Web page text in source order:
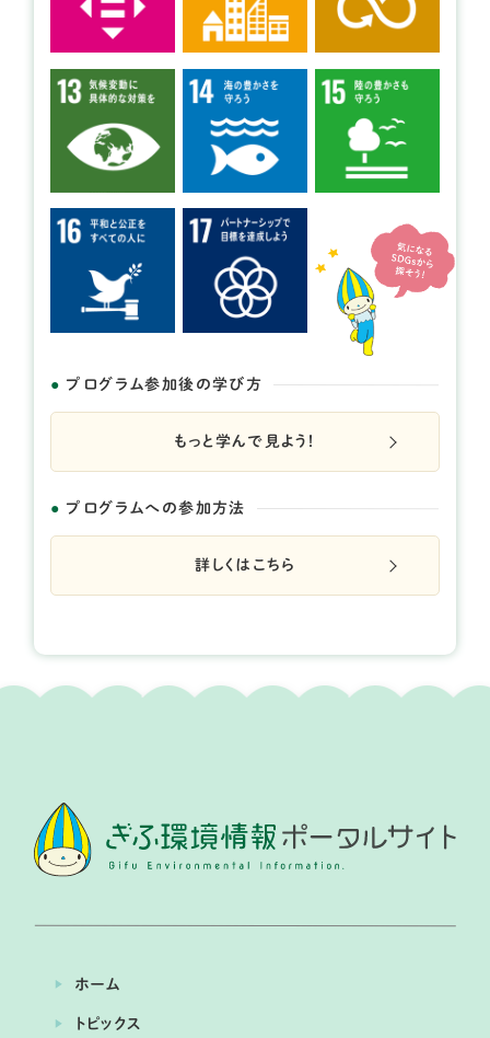
開催日： 2026年09月29日
くるる自然塾 ～in 岐阜大学キャン
パス～
提供：岐阜大学・十六銀行地域産学連携プロジェクト く
※5月23日が大雨の場合は24日へ、10月17日は18日へ
プログラム参加後の学び方
もっと学んで見よう！
プログラムへの参加方法
詳しくはこちら
ホーム
トピックス